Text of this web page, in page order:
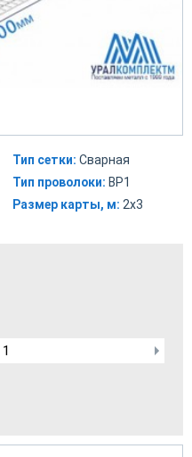
Тип сетки: Сварная
Тип проволоки: ВР1
Размер карты, м: 2х3